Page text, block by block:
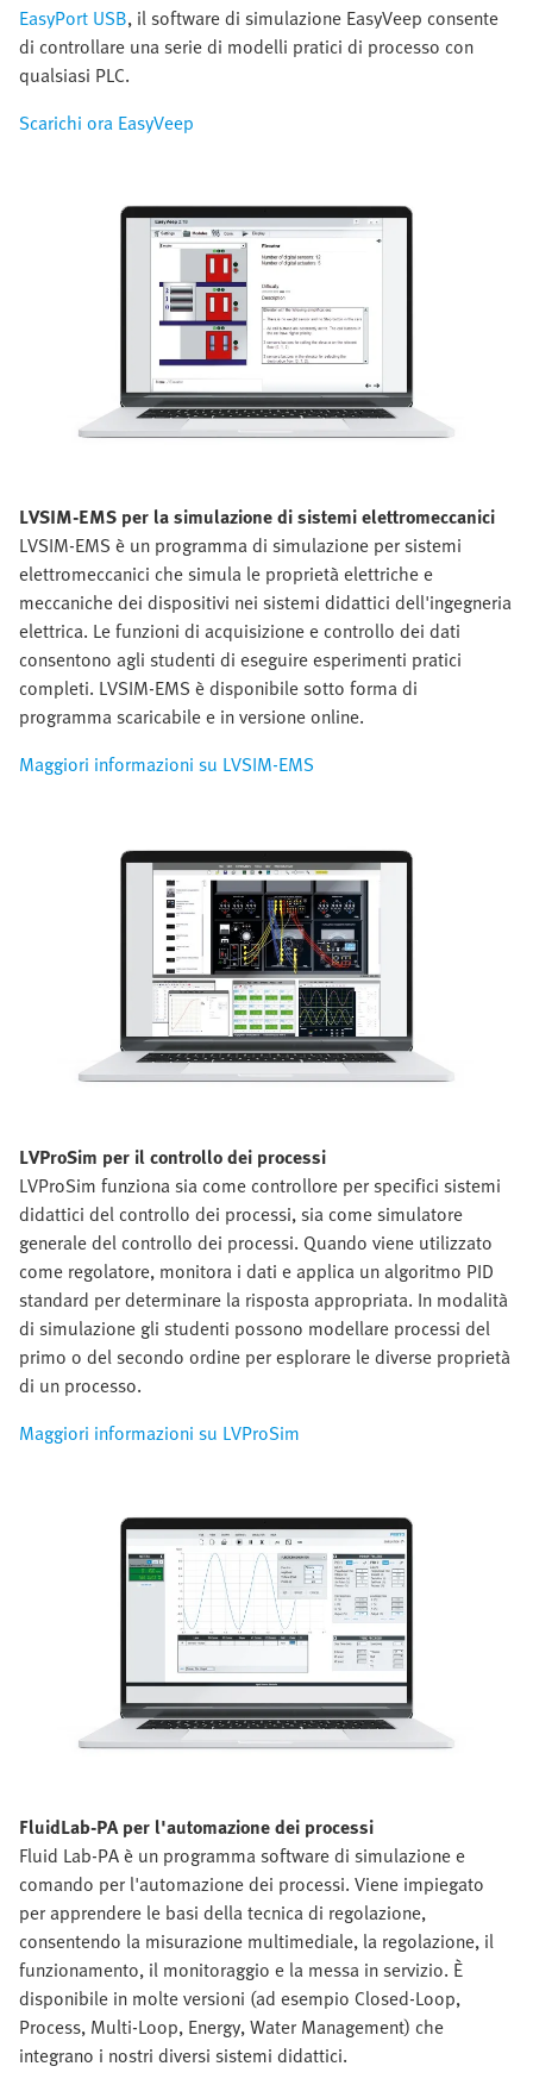
EasyPort USB, il software di simulazione EasyVeep consente
di controllare una serie di modelli pratici di processo con
qualsiasi PLC.
Scarichi ora EasyVeep
LVSIM-EMS per la simulazione di sistemi elettromeccanici
LVSIM-EMS è un programma di simulazione per sistemi
elettromeccanici che simula le proprietà elettriche e
meccaniche dei dispositivi nei sistemi didattici dell'ingegneria
elettrica. Le funzioni di acquisizione e controllo dei dati
consentono agli studenti di eseguire esperimenti pratici
completi. LVSIM-EMS è disponibile sotto forma di
programma scaricabile e in versione online.
Maggiori informazioni su LVSIM-EMS
LVProSim per il controllo dei processi
LVProSim funziona sia come controllore per specifici sistemi
didattici del controllo dei processi, sia come simulatore
generale del controllo dei processi. Quando viene utilizzato
come regolatore, monitora i dati e applica un algoritmo PID
standard per determinare la risposta appropriata. In modalità
di simulazione gli studenti possono modellare processi del
primo o del secondo ordine per esplorare le diverse proprietà
di un processo.
Maggiori informazioni su LVProSim
FluidLab-PA per l'automazione dei processi
Fluid Lab-PA è un programma software di simulazione e
comando per l'automazione dei processi. Viene impiegato
per apprendere le basi della tecnica di regolazione,
consentendo la misurazione multimediale, la regolazione, il
funzionamento, il monitoraggio e la messa in servizio. È
disponibile in molte versioni (ad esempio Closed-Loop,
Process, Multi-Loop, Energy, Water Management) che
integrano i nostri diversi sistemi didattici.